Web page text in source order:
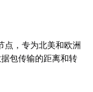
点，专为北美和欧洲
包传输的距离和转